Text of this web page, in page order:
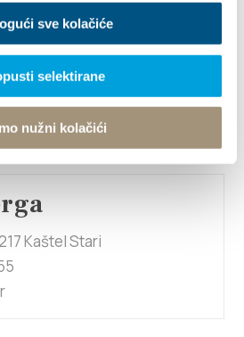
sve kolačiće
selektirane
nužni kolačići
9, 21214 Kaštel Kambelovac
Kaštel Stari